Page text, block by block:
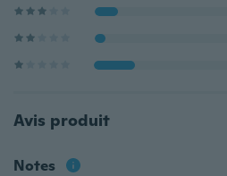
Avis produit
Notes